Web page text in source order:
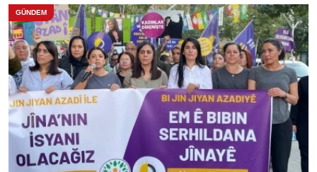
GÜNDEM